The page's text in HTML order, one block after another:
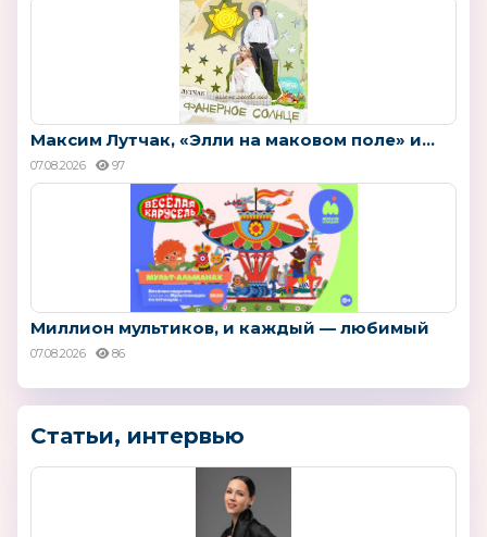
Максим Лутчак, «Элли на маковом поле» и...
07.08.2026 97
Миллион мультиков, и каждый — любимый
07.08.2026 86
Статьи, интервью